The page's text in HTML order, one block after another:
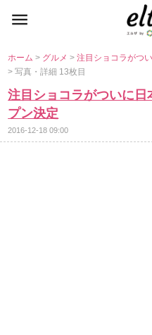
ホーム> グルメ>注目ショコラがつ
> 写真・詳細 13枚目
注目ショコラがついに
プン決定
2016-12-18 09:00